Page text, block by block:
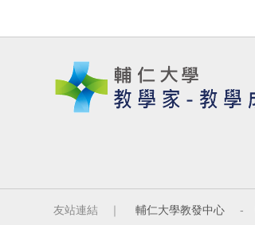
友站連結 ｜ 輔仁大學教發中心 -